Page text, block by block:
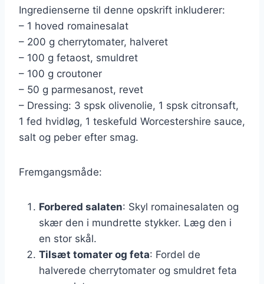
Ingredienserne til denne opskrift inkluderer:
– 1 hoved romainesalat
– 200 g cherrytomater, halveret
– 100 g fetaost, smuldret
– 100 g croutoner
– 50 g parmesanost, revet
– Dressing: 3 spsk olivenolie, 1 spsk citronsaft,
1 fed hvidløg, 1 teskefuld Worcestershire sauce,
salt og peber efter smag.
Fremgangsmåde:
Forbered salaten: Skyl romainesalaten og
skær den i mundrette stykker. Læg den i
en stor skål.
Tilsæt tomater og feta: Fordel de
halverede cherrytomater og smuldret feta